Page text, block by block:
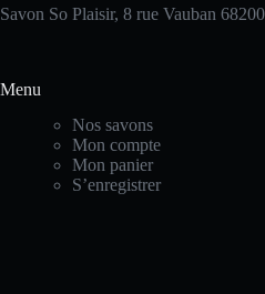
Savon So Plaisir, 8 rue Vauban
Menu
Nos savons
Mon compte
Mon panier
S’enregistrer